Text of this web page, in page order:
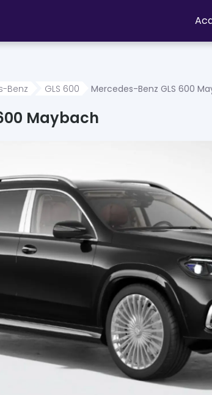
Benz GLS 600 Mercedes-Benz GLS 600
Maybach